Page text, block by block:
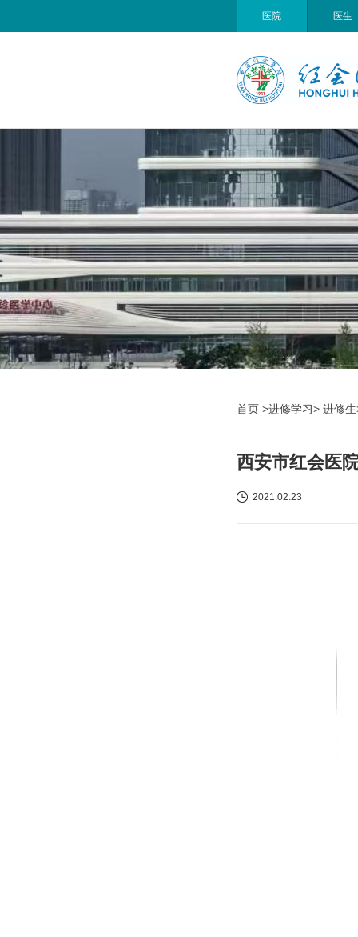
医院 医生
首页 >进修学习> 进修
西安市红会医
2021.02.23